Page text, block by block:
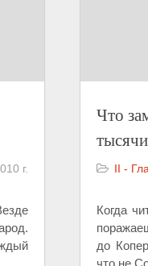
г.
Что
II -
Когда
до
что не